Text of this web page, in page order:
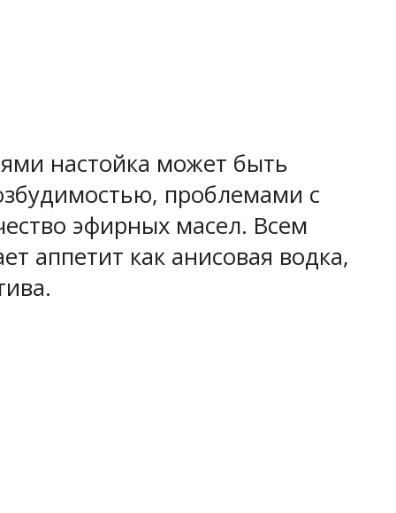
настойка может быть
проблемами с
эфирных масел. Всем
аппетит как анисовая водка,